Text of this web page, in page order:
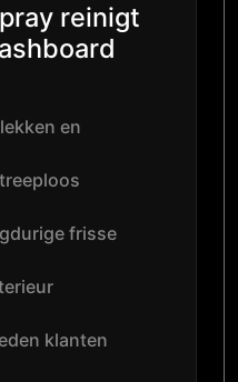
reinigt
en
frisse
klanten